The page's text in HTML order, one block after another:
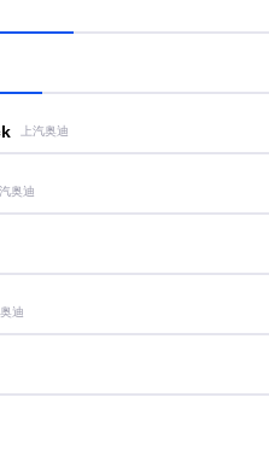
上汽奥迪
奥迪
迪